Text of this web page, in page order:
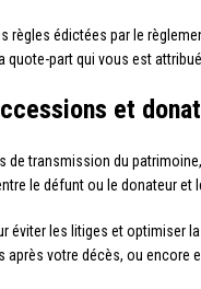
règles édictées par le
part qui vous est
et
de transmission du
le défunt ou le donateur et
éviter les litiges et
votre décès, ou